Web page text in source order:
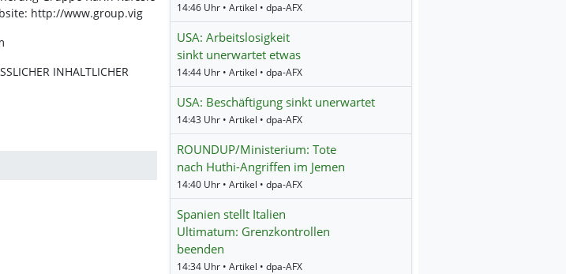
http://www.group.vig
INHALTLICHER
14:46 Uhr • Artikel • dpa-AFX
USA: Arbeitslosigkeit
sinkt unerwartet etwas
14:44 Uhr • Artikel • dpa-AFX
USA: Beschäftigung sinkt unerwartet
14:43 Uhr • Artikel • dpa-AFX
ROUNDUP/Ministerium: Tote
nach Huthi-Angriffen im Jemen
14:40 Uhr • Artikel • dpa-AFX
Spanien stellt Italien
Ultimatum: Grenzkontrollen
beenden
14:34 Uhr • Artikel • dpa-AFX